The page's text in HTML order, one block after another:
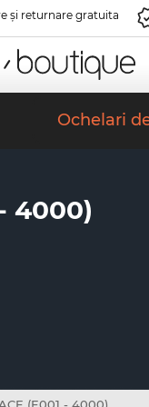
şi returnare gratuita
Ochelari
4000)